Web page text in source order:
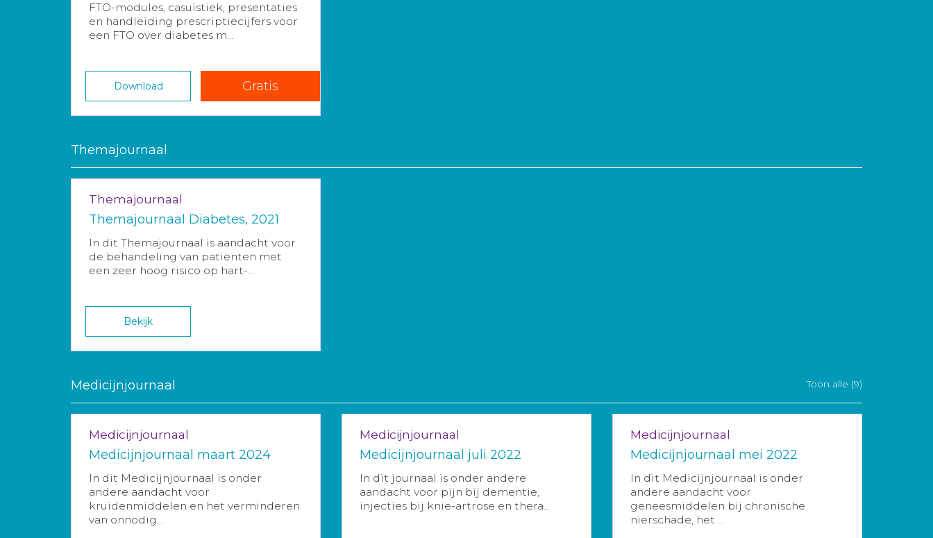
FTO-modules, casuïstiek, presentaties
en handleiding prescriptiecijfers voor
een FTO over diabetes m...
Download Gratis
Themajournaal
Themajournaal
Themajournaal Diabetes, 2021
In dit Themajournaal is aandacht voor
de behandeling van patiënten met
een zeer hoog risico op hart-...
Bekijk
Medicijnjournaal Toon alle (9)
Medicijnjournaal
Medicijnjournaal maart 2024
In dit Medicijnjournaal is onder
andere aandacht voor
kruidenmiddelen en het verminderen
van onnodig...
Medicijnjournaal
Medicijnjournaal juli 2022
In dit journaal is onder andere
aandacht voor pijn bij dementie,
injecties bij knie-artrose en thera...
Medicijnjournaal
Medicijnjournaal mei 2022
In dit Medicijnjournaal is onder
andere aandacht voor
geneesmiddelen bij chronische
nierschade, het ...